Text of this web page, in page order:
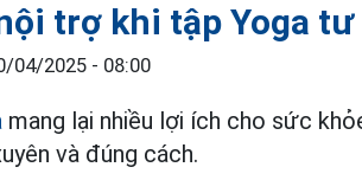
trợ khi tập Yoga
04/2025 - 08:00
mang lại nhiều lợi ích cho sức
và đúng cách.​